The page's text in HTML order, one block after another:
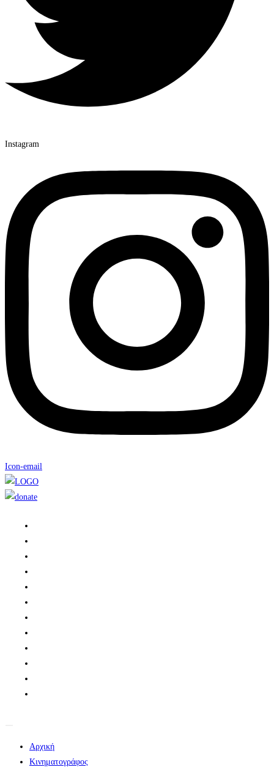
Instagram
Icon-email
Αρχική
Κινηματογράφος